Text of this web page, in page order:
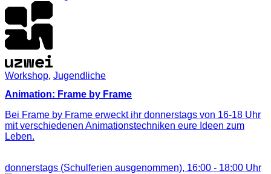
Workshop, Jugendliche
Animation: Frame by Frame
Bei Frame by Frame erweckt ihr donnerstags von 16-18 Uhr
mit verschiedenen Animationstechniken eure Ideen zum
Leben.
donnerstags (Schulferien ausgenommen), 16:00 - 18:00 Uhr